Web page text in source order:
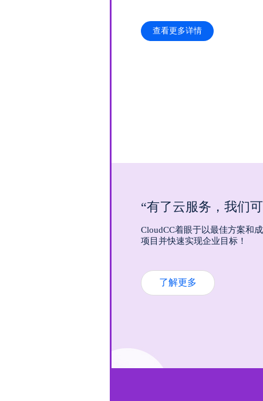
查看更多详情
“有了云服务，我们
CloudCC着眼于以最佳方案和
项目并快速实现企业目标！
了解更多